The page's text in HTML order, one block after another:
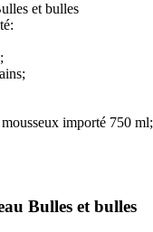
et bulles
importé 750 ml;
Bulles et bulles